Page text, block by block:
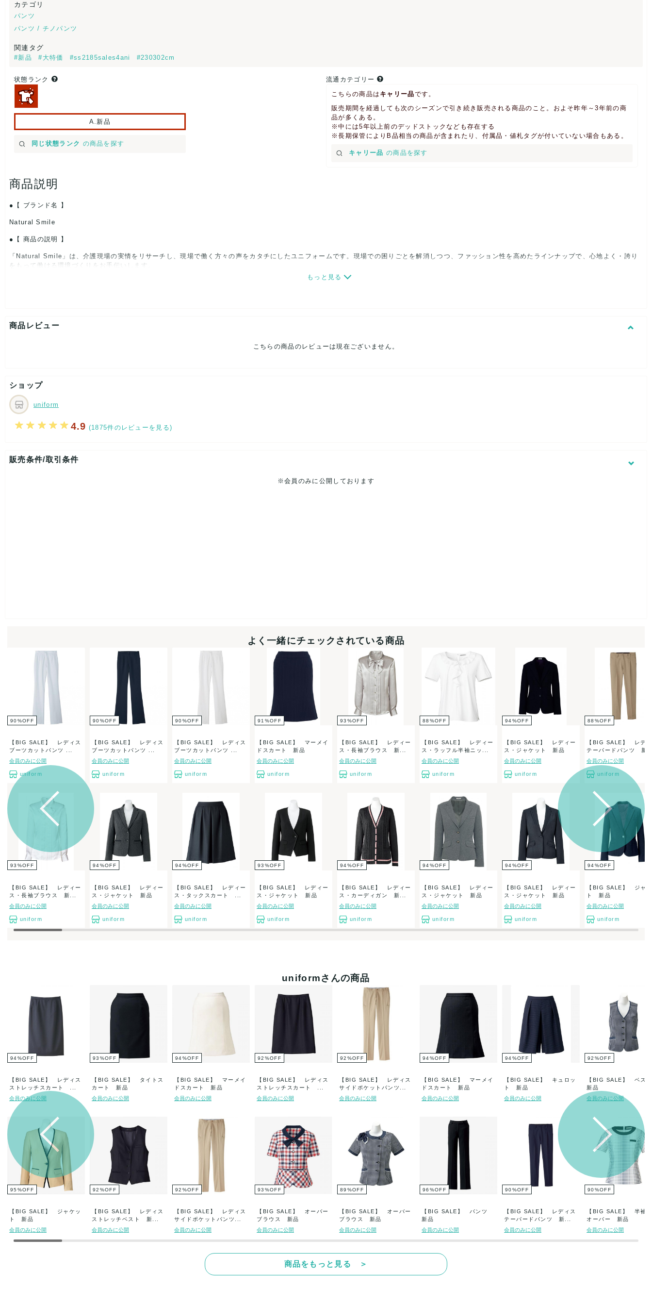
カテゴリ
パンツ
パンツ / チノパンツ
関連タグ
#新品 #大特価 #ss2185sales4ani #230302cm
状態ランク
A.新品
同じ状態ランク の商品を探す
流通カテゴリー
こちらの商品は キャリー品です。
販売期間を経過しても次のシーズンで引き続き販売される商品のこと。およそ昨年～3年前の商
品が多くある。
※中には5年以上前のデッドストックなども存在する
※長期保管によりB品相当の商品が含まれたり、付属品・値札タグが付いていない場合もある。
キャリー品 の商品を探す
商品説明
【 ブランド名 】
Natural Smile
【 商品の説明 】
「Natural Smile」は、介護現場の実情をリサーチし、現場で働く方々の声をカタチにしたユニフォームです。現場での困りごとを解消しつつ、ファッション性を高めたラインナップで、心地よく・誇り
をもって働ける環境づくりをお手伝いします。
*パッケージ、商品札に記載の内容については、まれに一部該当しない場合もございますのでご了承ください。在庫数量は流動的です。ご購入の際、在庫欠の場合は、販売の取り消しをさせて頂きます。
もっと見る
商品レビュー
こちらの商品のレビューは現在ございません。
ショップ
uniform
4.9 (1875件のレビューを見る)
販売条件/取引条件
※会員のみに公開しております
よく一緒にチェックされている商品
90%OFF
【BIG SALE】 レディス
ブーツカットパンツ ...
会員のみに公開
uniform
90%OFF
【BIG SALE】 レディス
ブーツカットパンツ ...
会員のみに公開
uniform
90%OFF
【BIG SALE】 レディス
ブーツカットパンツ ...
会員のみに公開
uniform
91 %OFF
【BIG SALE】 マーメイ
ドスカート 新品
会員のみに公開
uniform
93 %OFF
【BIG SALE】 レディー
ス・長袖ブラウス 新...
会員のみに公開
uniform
88 %OFF
【BIG SALE】 レディー
ス・ラッフル半袖ニッ...
会員のみに公開
uniform
94%OFF
【BIG SALE】 レディー
ス・ジャケット 新品
会員のみに公開
uniform
88 %OFF
【BIG SALE】 レデ
テーパードパンツ 新
会員のみに公開
uniform
93 %OFF
【BIG SALE】 レディー
ス・長袖ブラウス 新...
会員のみに公開
uniform
94%OFF
【BIG SALE】 レディー
ス・ジャケット 新品
会員のみに公開
uniform
94%OFF
【BIG SALE】 レディー
ス・タックスカート ...
会員のみに公開
uniform
93 %OFF
【BIG SALE】 レディー
ス・ジャケット 新品
会員のみに公開
uniform
94%OFF
【BIG SALE】 レディー
ス・カーディガン 新...
会員のみに公開
uniform
94%OFF
【BIG SALE】 レディー
ス・ジャケット 新品
会員のみに公開
uniform
94%OFF
【BIG SALE】 レディー
ス・ジャケット 新品
会員のみに公開
uniform
94%OFF
【BIG SALE】 ジャ
ト 新品
会員のみに公開
uniform
uniformさんの商品
94%OFF
【BIG SALE】 レディス
ストレッチスカート ...
会員のみに公開
93 %OFF
【BIG SALE】 タイトス
カート 新品
会員のみに公開
94%OFF
【BIG SALE】 マーメイ
ドスカート 新品
会員のみに公開
92 %OFF
【BIG SALE】 レディス
ストレッチスカート ...
会員のみに公開
92 %OFF
【BIG SALE】 レディス
サイドポケットパンツ...
会員のみに公開
94%OFF
【BIG SALE】 マーメイ
ドスカート 新品
会員のみに公開
94%OFF
【BIG SALE】 キュロッ
ト 新品
会員のみに公開
92 %OFF
【BIG SALE】 ベ
新品
会員のみに公開
95 %OFF
【BIG SALE】 ジャケッ
ト 新品
会員のみに公開
92 %OFF
【BIG SALE】 レディス
ストレッチベスト 新...
会員のみに公開
92 %OFF
【BIG SALE】 レディス
サイドポケットパンツ...
会員のみに公開
93 %OFF
【BIG SALE】 オーバー
ブラウス 新品
会員のみに公開
89 %OFF
【BIG SALE】 オーバー
ブラウス 新品
会員のみに公開
96 %OFF
【BIG SALE】 パンツ
新品
会員のみに公開
90%OFF
【BIG SALE】 レディス
テーパードパンツ 新...
会員のみに公開
90%OFF
【BIG SALE】 半袖
オーバー 新品
会員のみに公開
商品をもっと見る ＞